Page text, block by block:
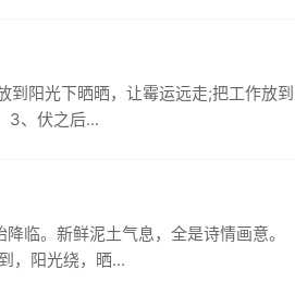
到阳光下晒晒，让霉运远走;把工作放到
3、伏之后...
临。新鲜泥土气息，全是诗情画意。
，阳光绕，晒...